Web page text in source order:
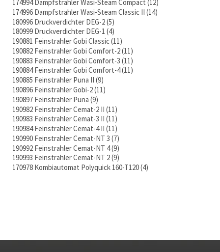
174994 Dampfstrahler Wasi-Steam Compact 12
174996 Dampfstrahler Wasi-Steam Classic II 14
180996 Druckverdichter DEG-2 5
180999 Druckverdichter DEG-1 4
190881 Feinstrahler Gobi Classic 11
190882 Feinstrahler Gobi Comfort-2 11
190883 Feinstrahler Gobi Comfort-3 11
190884 Feinstrahler Gobi Comfort-4 11
190885 Feinstrahler Puna II 9
190896 Feinstrahler Gobi-2 11
190897 Feinstrahler Puna 9
190982 Feinstrahler Cemat-2 II 11
190983 Feinstrahler Cemat-3 II 11
190984 Feinstrahler Cemat-4 II 11
190990 Feinstrahler Cemat-NT 3 7
190992 Feinstrahler Cemat-NT 4 9
190993 Feinstrahler Cemat-NT 2 9
170978 Kombiautomat Polyquick 160-T120 4